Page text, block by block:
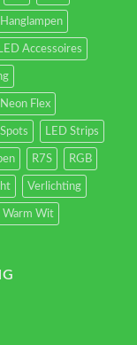
Hanglampen
LED Accessoires
Neon Flex
Spots LED Strips
R7S RGB
Verlichting
Warm Wit